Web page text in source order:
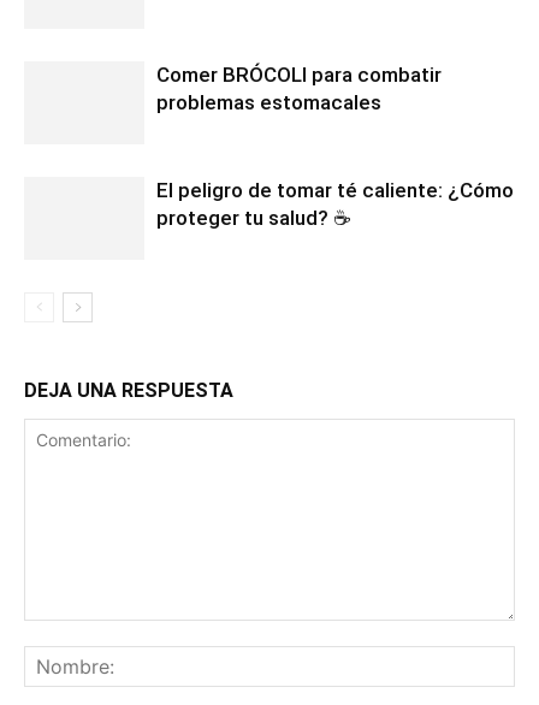
Comer BRÓCOLI para combatir
problemas estomacales
El peligro de tomar té caliente: ¿Cómo
proteger tu salud? ☕
DEJA UNA RESPUESTA